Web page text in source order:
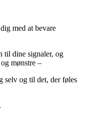
med at bevare
til dine signaler, og
mønstre –
selv og til det, der føles